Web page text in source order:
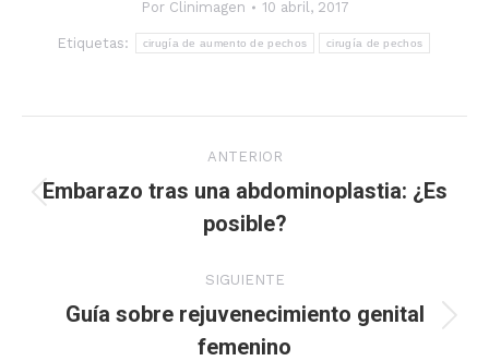
Por Clinimagen 10 abril, 2017
Etiquetas: cirugía de aumento de pechos cirugía de pechos
entre
publicaciones
ANTERIOR
Publicación
Embarazo tras una abdominoplastia: ¿Es
posible?
SIGUIENTE
Guía sobre rejuvenecimiento genital
femenino